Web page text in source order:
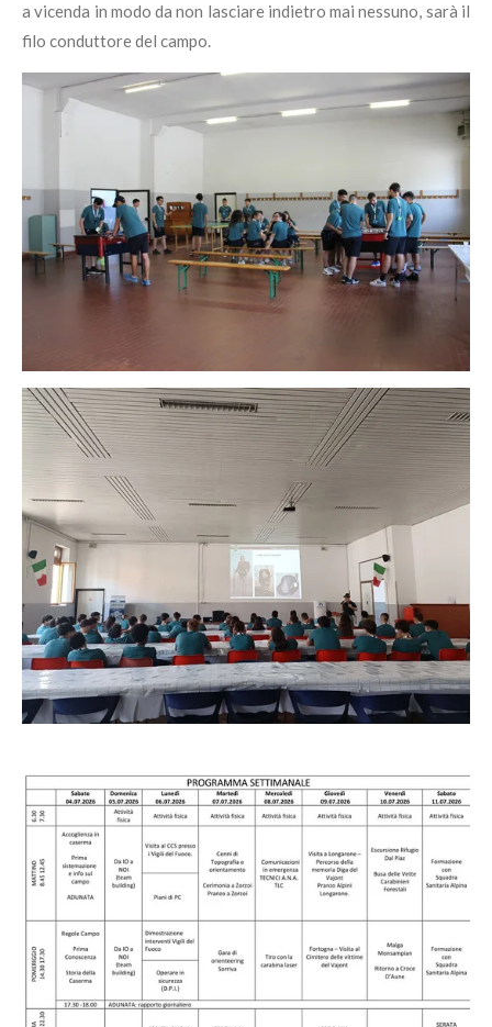
a vicenda in modo da non lasciare indietro mai nessuno, sarà il
filo conduttore del campo.